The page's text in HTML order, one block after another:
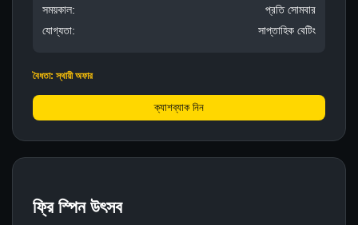
সময়কাল:
প্রতি সোমবার
যোগ্যতা:
সাপ্তাহিক বেটিং
বৈধতা: স্থায়ী অফার
ক্যাশব্যাক নিন
ফ্রি স্পিন উৎসব